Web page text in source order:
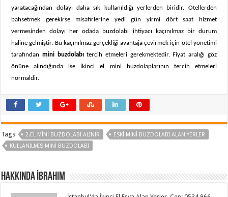
yaratacağından dolayı daha sık kullanıldığı yerlerden biridir. Otellerden
bahsetmek gerekirse misafirlerine yedi gün yirmi dört saat hizmet
vermesinden dolayı her odada buzdolabı ihtiyacı kaçınılmaz bir durum
haline gelmiştir. Bu kaçınılmaz gerçekliği avantaja çevirmek için otel yönetimi
tarafından mini buzdolabıtercih etmeleri gerekmektedir. Fiyat aralığı göz
önüne alındığında ise ikinci el mini buzdolaplarının tercih etmeleri
normaldir.
Tags 2.EL MINI BUZDOLABI ALINIR
ESKI MINI BUZDOLABI ALAN YERLER
KULLANILMIŞ MINI BUZDOLABI
Hakkında İbrahim